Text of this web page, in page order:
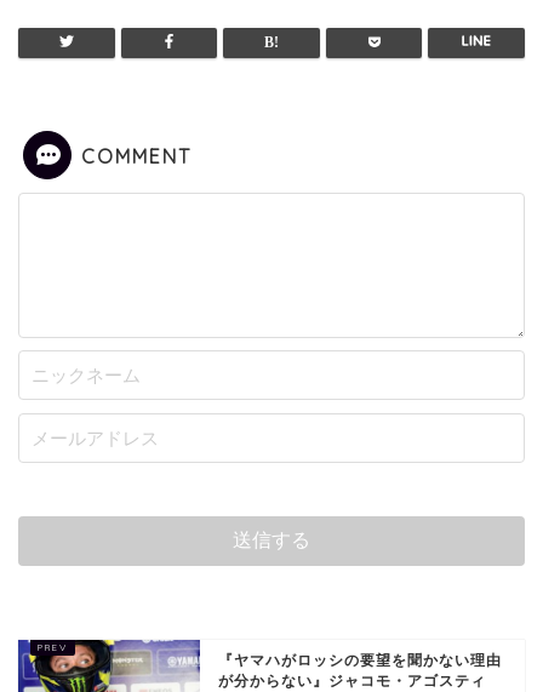
COMMENT
『ヤマハがロッシの要望を聞かない理由
が分からない』ジャコモ・アゴスティ